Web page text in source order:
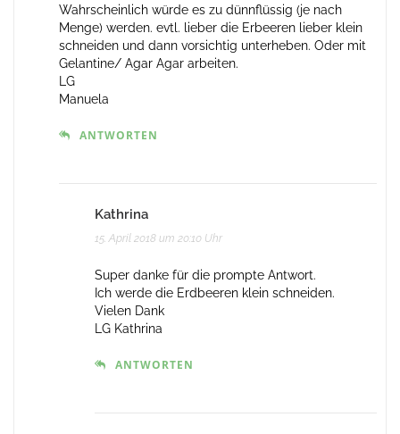
Wahrscheinlich würde es zu dünnflüssig (je nach
Menge) werden. evtl. lieber die Erbeeren lieber klein
schneiden und dann vorsichtig unterheben. Oder mit
Gelantine/ Agar Agar arbeiten.
LG
Manuela
ANTWORTEN
Kathrina
15. April 2018 um 20:10 Uhr
Super danke für die prompte Antwort.
Ich werde die Erdbeeren klein schneiden.
Vielen Dank
LG Kathrina
ANTWORTEN